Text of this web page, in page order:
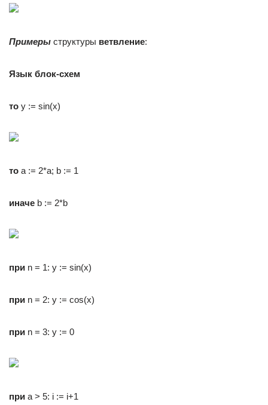
Примеры структуры ветвление:
Язык блок-схем
то y := sin(x)
то a := 2*a; b := 1
иначе b := 2*b
при n = 1: y := sin(x)
при n = 2: y := cos(x)
при n = 3: y := 0
при a > 5: i := i+1